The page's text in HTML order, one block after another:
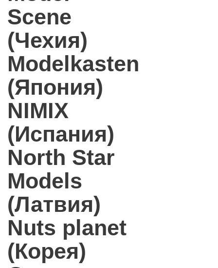
Scene
(Чехия)
Modelkasten
(Япония)
NIMIX
(Испания)
North Star
Models
(Латвия)
Nuts planet
(Корея)